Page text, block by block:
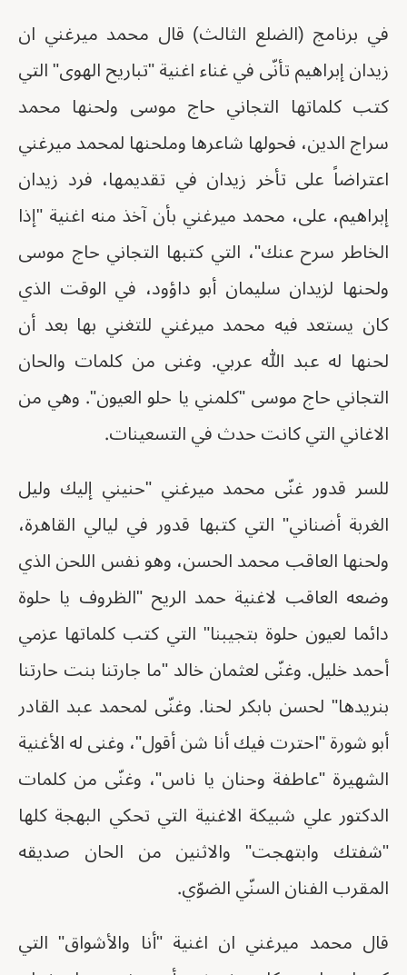
في برنامج (الضلع الثالث) قال محمد ميرغني ان
زيدان إبراهيم تأنّى في غناء اغنية "تباريح الهوى" التي
كتب كلماتها التجاني حاج موسى ولحنها محمد
سراج الدين، فحولها شاعرها وملحنها لمحمد ميرغني
اعتراضاً على تأخر زيدان في تقديمها، فرد زيدان
إبراهيم، على، محمد ميرغني بأن آخذ منه اغنية "إذا
الخاطر سرح عنك"، التي كتبها التجاني حاج موسى
ولحنها لزيدان سليمان أبو داؤود، في الوقت الذي
كان يستعد فيه محمد ميرغني للتغني بها بعد أن
لحنها له عبد الله عربي. وغنى من كلمات والحان
التجاني حاج موسى "كلمني يا حلو العيون". وهي من
الاغاني التي كانت حدث في التسعينات.
للسر قدور غنّى محمد ميرغني "حنيني إليك وليل
الغربة أضناني" التي كتبها قدور في ليالي القاهرة،
ولحنها العاقب محمد الحسن، وهو نفس اللحن الذي
وضعه العاقب لاغنية حمد الريح "الظروف يا حلوة
دائما لعيون حلوة بتجيبنا" التي كتب كلماتها عزمي
أحمد خليل. وغنّى لعثمان خالد "ما جارتنا بنت حارتنا
بنريدها" لحسن بابكر لحنا. وغنّى لمحمد عبد القادر
أبو شورة "احترت فيك أنا شن أقول"، وغنى له الأغنية
الشهيرة "عاطفة وحنان يا ناس"، وغنّى من كلمات
الدكتور علي شبيكة الاغنية التي تحكي البهجة كلها
"شفتك وابتهجت" والاثنين من الحان صديقه
المقرب الفنان السنّي الضوّي.
قال محمد ميرغني ان اغنية "أنا والأشواق" التي